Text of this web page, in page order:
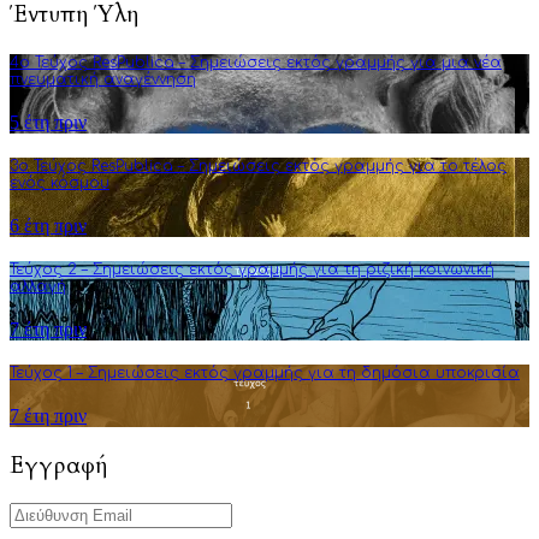
Έντυπη Ύλη
4o Τεύχος ResPublica – Σημειώσεις εκτός γραμμής για μια νέα
πνευματική αναγέννηση
5 έτη πριν
3o Τεύχος ResPublica – Σημειώσεις εκτός γραμμής για το τέλος
ενός κόσμου
6 έτη πριν
Τεύχος 2 – Σημειώσεις εκτός γραμμής για τη ριζική κοινωνική
αλλαγή
7 έτη πριν
Τεύχος 1 – Σημειώσεις εκτός γραμμής για τη δημόσια υποκρισία
7 έτη πριν
Εγγραφή